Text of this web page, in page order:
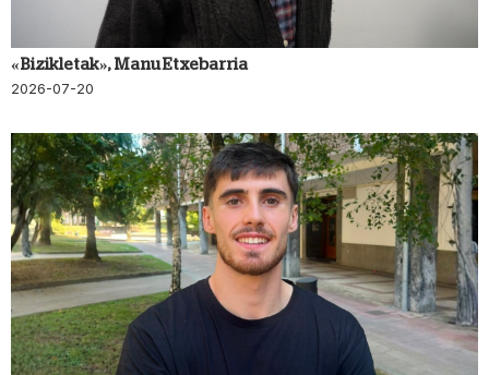
«Bizikletak», Manu Etxebarria
2026-07-20